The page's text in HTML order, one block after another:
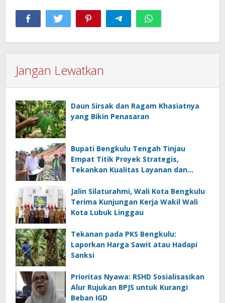
Jangan Lewatkan
Daun Sirsak dan Ragam Khasiatnya
yang Bikin Penasaran
Bupati Bengkulu Tengah Tinjau
Empat Titik Proyek Strategis,
Tekankan Kualitas Layanan dan
Jalin Silaturahmi, Wali Kota Bengkulu
Terima Kunjungan Kerja Wakil Wali
Kota Lubuk Linggau
Tekanan pada PKS Bengkulu:
Laporkan Harga Sawit atau Hadapi
Sanksi
Prioritas Nyawa: RSHD Sosialisasikan
Alur Rujukan BPJS untuk Kurangi
Beban IGD